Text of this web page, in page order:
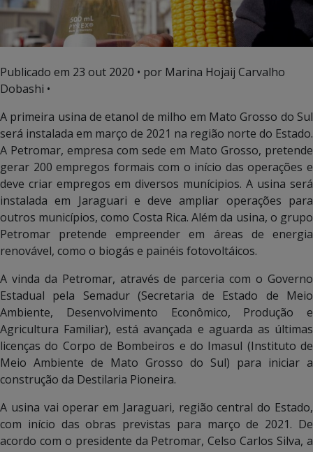
Publicado em 23 out 2020 • por Marina Hojaij Carvalho
Dobashi •
A primeira usina de etanol de milho em Mato Grosso do Sul
será instalada em março de 2021 na região norte do Estado.
A Petromar, empresa com sede em Mato Grosso, pretende
gerar 200 empregos formais com o início das operações e
deve criar empregos em diversos munícipios. A usina será
instalada em Jaraguari e deve ampliar operações para
outros municípios, como Costa Rica. Além da usina, o grupo
Petromar pretende empreender em áreas de energia
renovável, como o biogás e painéis fotovoltáicos.
A vinda da Petromar, através de parceria com o Governo
Estadual pela Semadur (Secretaria de Estado de Meio
Ambiente, Desenvolvimento Econômico, Produção e
Agricultura Familiar), está avançada e aguarda as últimas
licenças do Corpo de Bombeiros e do Imasul (Instituto de
Meio Ambiente de Mato Grosso do Sul) para iniciar a
construção da Destilaria Pioneira.
A usina vai operar em Jaraguari, região central do Estado,
com início das obras previstas para março de 2021. De
acordo com o presidente da Petromar, Celso Carlos Silva, a